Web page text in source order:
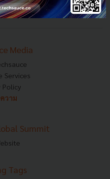
9500
Media
Services
Policy
วาม
Summit
Tags